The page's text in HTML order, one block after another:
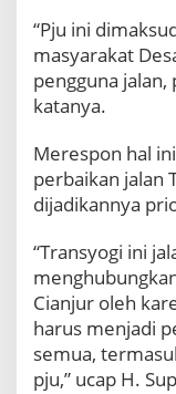
“Pju ini
masyarakat
pengguna
katanya.
Merespon hal
perbaikan jalan
dijadikannya
“Transyogi ini
Cianjur oleh
harus menjadi
semua,
pju,” ucap H.